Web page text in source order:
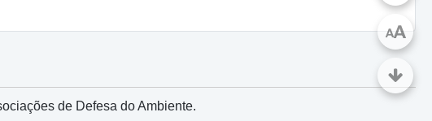
de Defesa do Ambiente.
AA